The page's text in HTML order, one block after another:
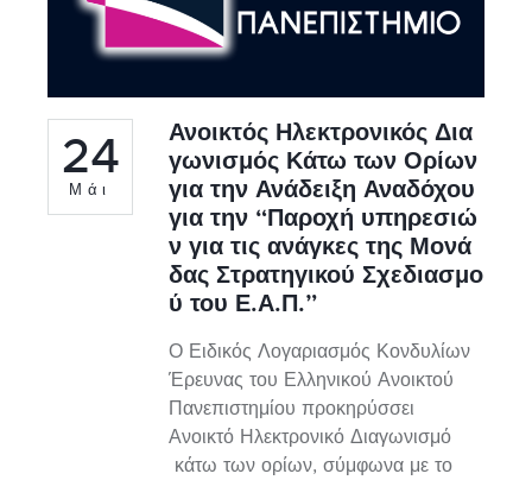
24
Μάι
Ανοικτός Ηλεκτρονικός Δια
γωνισμός Κάτω των Ορίων
για την Ανάδειξη Αναδόχου
για την “Παροχή υπηρεσιώ
ν για τις ανάγκες της Μονά
δας Στρατηγικού Σχεδιασμο
ύ του Ε.Α.Π.”
Ο Ειδικός Λογαριασμός Κονδυλίων
Έρευνας του Ελληνικού Ανοικτού
Πανεπιστημίου προκηρύσσει
Ανοικτό Ηλεκτρονικό Διαγωνισμό
κάτω των ορίων, σύμφωνα με το